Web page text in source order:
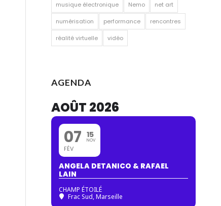
musique électronique Nemo net art
numérisation performance rencontres
réalité virtuelle vidéo
AGENDA
AOÛT 2026
07
FÉV
15
NOV
ANGELA DETANICO & RAFAEL
LAIN
CHAMP ÉTOILÉ
Frac Sud, Marseille